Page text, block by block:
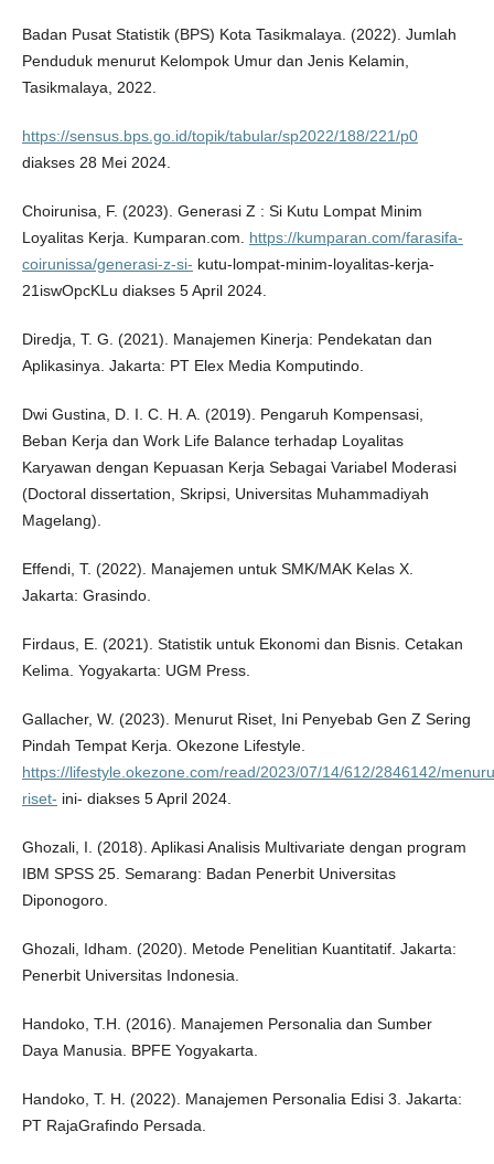
Badan Pusat Statistik (BPS) Kota Tasikmalaya. (2022). Jumlah
Penduduk menurut Kelompok Umur dan Jenis Kelamin,
Tasikmalaya, 2022.
https://sensus.bps.go.id/topik/tabular/sp2022/188/221/p0
diakses 28 Mei 2024.
Choirunisa, F. (2023). Generasi Z : Si Kutu Lompat Minim
Loyalitas Kerja. Kumparan.com. https://kumparan.com/farasifa-
coirunissa/generasi-z-si- kutu-lompat-minim-loyalitas-kerja-
21iswOpcKLu diakses 5 April 2024.
Diredja, T. G. (2021). Manajemen Kinerja: Pendekatan dan
Aplikasinya. Jakarta: PT Elex Media Komputindo.
Dwi Gustina, D. I. C. H. A. (2019). Pengaruh Kompensasi,
Beban Kerja dan Work Life Balance terhadap Loyalitas
Karyawan dengan Kepuasan Kerja Sebagai Variabel Moderasi
(Doctoral dissertation, Skripsi, Universitas Muhammadiyah
Magelang).
Effendi, T. (2022). Manajemen untuk SMK/MAK Kelas X.
Jakarta: Grasindo.
Firdaus, E. (2021). Statistik untuk Ekonomi dan Bisnis. Cetakan
Kelima. Yogyakarta: UGM Press.
Gallacher, W. (2023). Menurut Riset, Ini Penyebab Gen Z Sering
Pindah Tempat Kerja. Okezone Lifestyle.
https://lifestyle.okezone.com/read/2023/07/14/612/2846142/
riset- ini- diakses 5 April 2024.
Ghozali, I. (2018). Aplikasi Analisis Multivariate dengan program
IBM SPSS 25. Semarang: Badan Penerbit Universitas
Diponogoro.
Ghozali, Idham. (2020). Metode Penelitian Kuantitatif. Jakarta:
Penerbit Universitas Indonesia.
Handoko, T.H. (2016). Manajemen Personalia dan Sumber
Daya Manusia. BPFE Yogyakarta.
Handoko, T. H. (2022). Manajemen Personalia Edisi 3. Jakarta:
PT RajaGrafindo Persada.